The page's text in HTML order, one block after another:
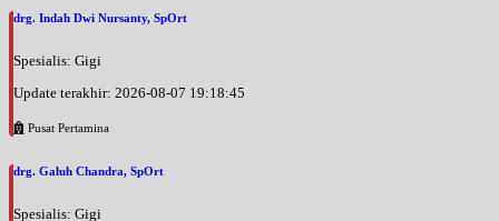
drg. Indah Dwi Nursanty, SpOrt
Spesialis: Gigi
Update terakhir: 2026-08-07 19:18:45
Pusat Pertamina
drg. Galuh Chandra, SpOrt
Spesialis: Gigi